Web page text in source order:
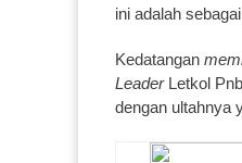
ini adalah
Kedatangan
LeaderLetkol
dengan ultahnya